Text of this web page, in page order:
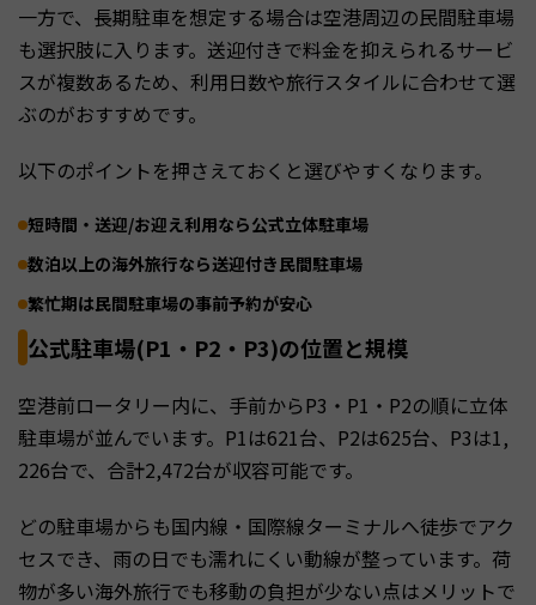
一方で、長期駐車を想定する場合は空港周辺の民間駐車場
も選択肢に入ります。送迎付きで料金を抑えられるサービ
スが複数あるため、利用日数や旅行スタイルに合わせて選
ぶのがおすすめです。
以下のポイントを押さえておくと選びやすくなります。
短時間・送迎/お迎え利用なら公式立体駐車場
数泊以上の海外旅行なら送迎付き民間駐車場
繁忙期は民間駐車場の事前予約が安心
公式駐車場(P1・P2・P3)の位置と規模
空港前ロータリー内に、手前からP3・P1・P2の順に立体
駐車場が並んでいます。P1は621台、P2は625台、P3は1,
226台で、合計2,472台が収容可能です。
どの駐車場からも国内線・国際線ターミナルへ徒歩でアク
セスでき、雨の日でも濡れにくい動線が整っています。荷
物が多い海外旅行でも移動の負担が少ない点はメリットで